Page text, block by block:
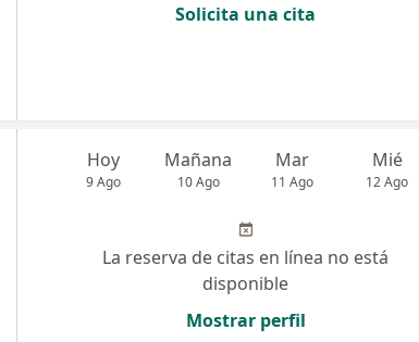
Solicita una cita
Hoy
9 Ago
Mañana
10 Ago
Mar
11 Ago
Mié
12 Ago
La reserva de citas en línea no está
disponible
Mostrar perfil